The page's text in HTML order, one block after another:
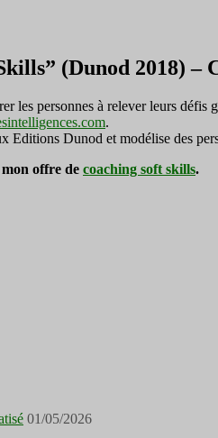
(Dunod 2018)
personnes à relever leurs défis
.
Dunod et modélise des
offre de coaching soft skills.
01/05/2026